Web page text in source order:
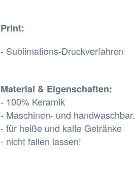
Print:
- Sublimations-Druckverfahren
Material & Eigenschaften:
- 100% Keramik
- Maschinen- und handwaschbar.
- für heiße und kalte Getränke
- nicht fallen lassen!